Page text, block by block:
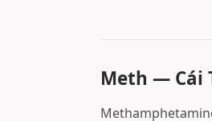
Meth — Cái